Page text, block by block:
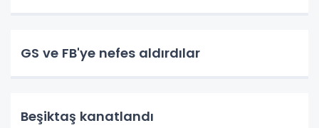
GS ve FB'ye nefes aldırdılar
Beşiktaş kanatlandı